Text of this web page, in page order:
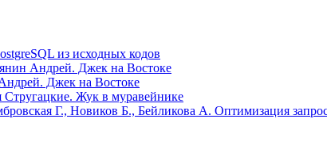
из исходных кодов
Андрей. Джек на Востоке
Джек на Востоке
Стругацкие. Жук в муравейнике
Г., Новиков Б., Бейликова А. Оптимизация